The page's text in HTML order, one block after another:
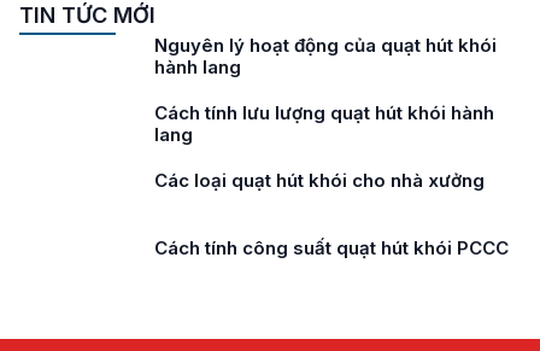
TIN TỨC MỚI
Nguyên lý hoạt động của quạt hút khói
hành lang
Cách tính lưu lượng quạt hút khói hành
lang
Các loại quạt hút khói cho nhà xưởng
Cách tính công suất quạt hút khói PCCC